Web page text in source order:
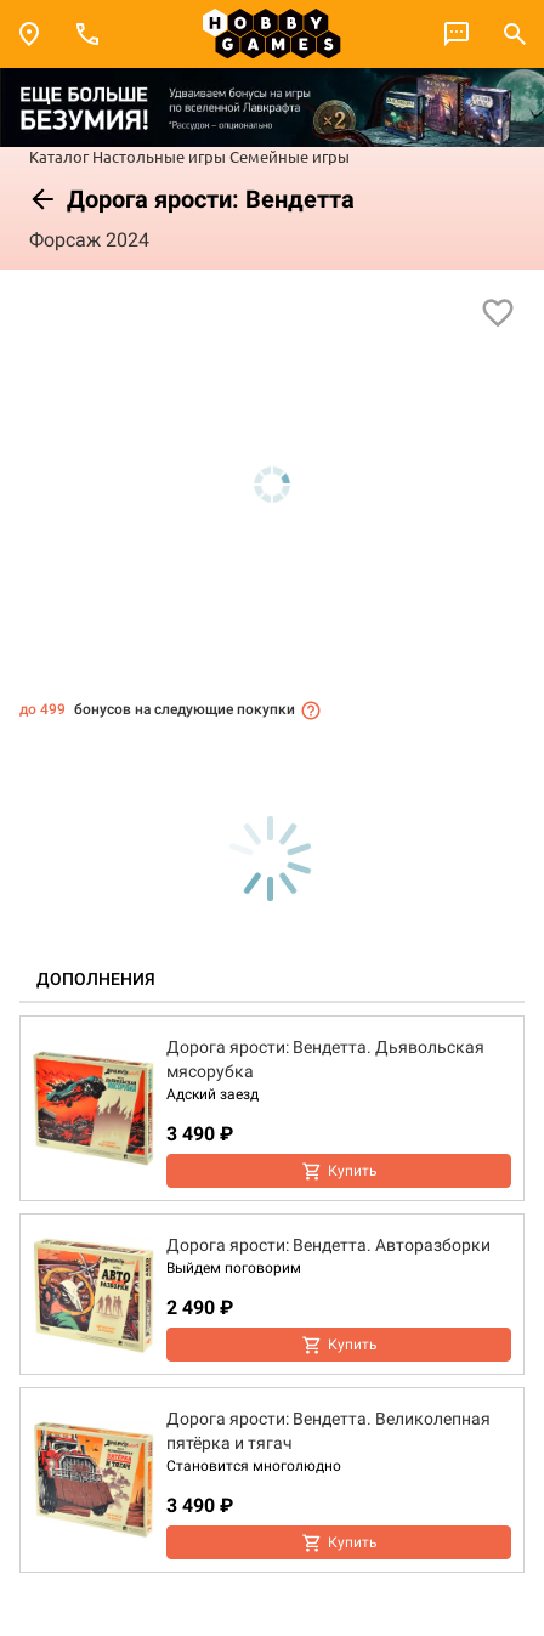
Каталог Настольные игры Семейные игры
Дорога ярости: Вендетта
Форсаж 2024
до 499 бонусов на следующие покупки
ДОПОЛНЕНИЯ
Дорога ярости: Вендетта. Дьявольская
мясорубка
Адский заезд
3 490 ₽
Купить
Дорога ярости: Вендетта. Авторазборки
Выйдем поговорим
2 490 ₽
Купить
Дорога ярости: Вендетта. Великолепная
пятёрка и тягач
Становится многолюдно
3 490 ₽
Купить